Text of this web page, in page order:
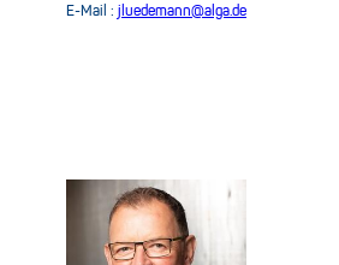
E-Mail :
jluedemann@alga.de